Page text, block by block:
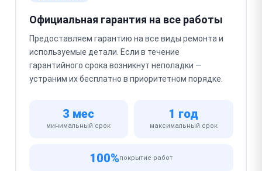
Официальная гарантия на все работы
Предоставляем гарантию на все виды ремонта и
используемые детали. Если в течение
гарантийного срока возникнут неполадки —
устраним их бесплатно в приоритетном порядке.
3 мес
минимальный срок
1 год
максимальный срок
100%покрытие работ